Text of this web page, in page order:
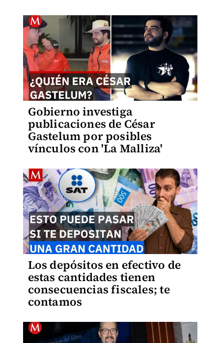
Gobierno investiga
publicaciones de César
Gastelum por posibles
vínculos con 'La Malliza'
Los depósitos en efectivo de
estas cantidades tienen
consecuencias fiscales; te
contamos